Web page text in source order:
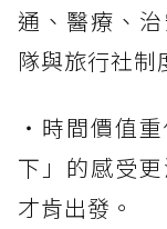
通、醫療、
隊與旅行社制
・時間價值
下」的感受
才肯出發。